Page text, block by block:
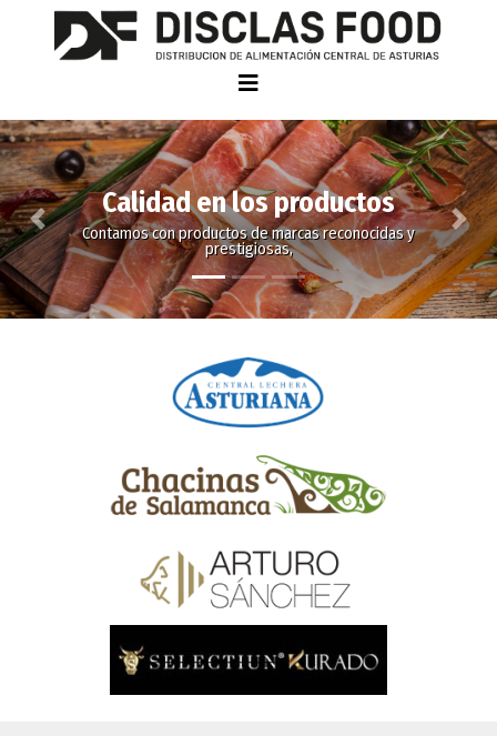
Disclas
Productos lácteos
Previous Next